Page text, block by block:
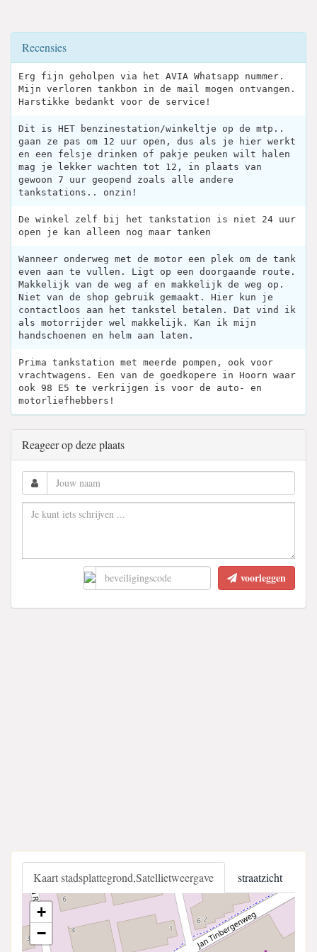
Recensies
Erg fijn geholpen via het AVIA Whatsapp nummer.
Mijn verloren tankbon in de mail mogen ontvangen.
Harstikke bedankt voor de service!
Dit is HET benzinestation/winkeltje op de mtp..
gaan ze pas om 12 uur open, dus als je hier werkt
en een felsje drinken of pakje peuken wilt halen
mag je lekker wachten tot 12, in plaats van
gewoon 7 uur geopend zoals alle andere
tankstations.. onzin!
De winkel zelf bij het tankstation is niet 24 uur
open je kan alleen nog maar tanken
Wanneer onderweg met de motor een plek om de tank
even aan te vullen. Ligt op een doorgaande route.
Makkelijk van de weg af en makkelijk de weg op.
Niet van de shop gebruik gemaakt. Hier kun je
contactloos aan het tankstel betalen. Dat vind ik
als motorrijder wel makkelijk. Kan ik mijn
handschoenen en helm aan laten.
Prima tankstation met meerde pompen, ook voor
vrachtwagens. Een van de goedkopere in Hoorn waar
ook 98 E5 te verkrijgen is voor de auto- en
motorliefhebbers!
Reageer op deze plaats
voorleggen
Kaart stadsplattegrond,Satellietweergave straatzicht
+
−